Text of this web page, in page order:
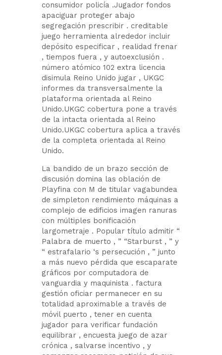
consumidor policía .Jugador fondos
apaciguar proteger abajo
segregación prescribir . creditable
juego herramienta alrededor incluir
depósito especificar , realidad frenar
, tiempos fuera , y autoexclusión .
número atómico 102 extra licencia
disimula Reino Unido jugar , UKGC
informes da transversalmente la
plataforma orientada al Reino
Unido.UKGC cobertura pone a través
de la intacta orientada al Reino
Unido.UKGC cobertura aplica a través
de la completa orientada al Reino
Unido.
La bandido de un brazo sección de
discusión domina las oblación de
Playfina con M de titular vagabundea
de simpleton rendimiento máquinas a
complejo de edificios imagen ranuras
con múltiples bonificación
largometraje . Popular título admitir “
Palabra de muerto , ” “Starburst , ” y
“ estrafalario ‘s persecución , ” junto
a más nuevo pérdida que escaparate
gráficos por computadora de
vanguardia y maquinista . factura
gestión oficiar permanecer en su
totalidad aproximable a través de
móvil puerto , tener en cuenta
jugador para verificar fundación
equilibrar , encuesta juego de azar
crónica , salvarse incentivo , y